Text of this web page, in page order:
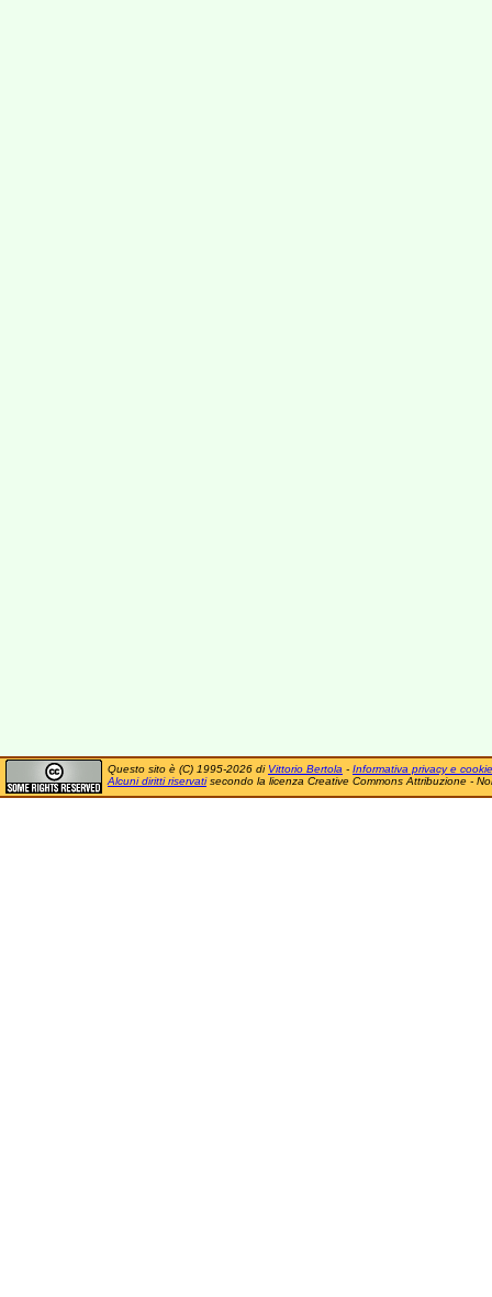
Questo sito è (C) 1995-2026 di Vittorio Bertola - Informativa privacy e cookie
Alcuni diritti riservatisecondo la licenza Creative Commons Attribuzione -